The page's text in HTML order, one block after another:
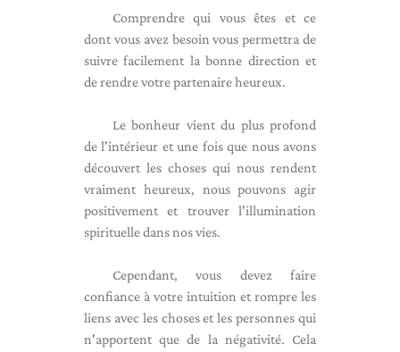
Comprendre qui vous êtes et ce
dont vous avez besoin vous permettra de
suivre facilement la bonne direction et
de rendre votre partenaire heureux.
Le bonheur vient du plus profond
de l'intérieur et une fois que nous avons
découvert les choses qui nous rendent
vraiment heureux, nous pouvons agir
positivement et trouver l'illumination
spirituelle dans nos vies.
Cependant, vous devez faire
confiance à votre intuition et rompre les
liens avec les choses et les personnes qui
n'apportent que de la négativité. Cela